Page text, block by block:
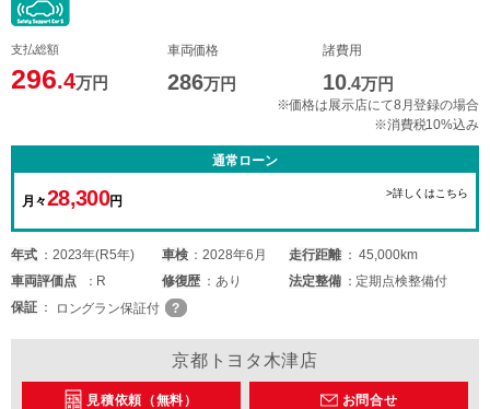
支払総額
296.4万円
車両価格
286万円
諸費用
10.4万円
※価格は展示店にて8月登録の場合
※消費税10%込み
通常ローン
月々28,300円
>詳しくはこちら
年式 2023年(R5年) 車検 2028年6月 走行距離
45,000km
車両評価点 R 修復歴 あり 法定整備
定期点検整備付
保証
ロングラン保証付
京都トヨタ木津店
見積依頼（無料） お問合せ